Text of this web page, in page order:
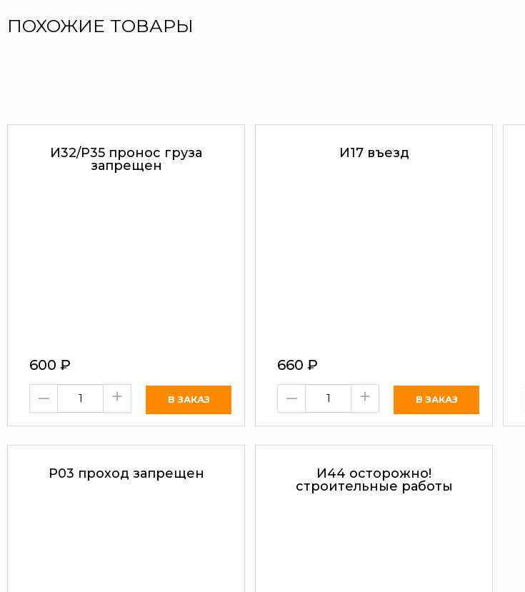
ПОХОЖИЕ ТОВАРЫ
И32/P35 пронос груза
запрещен
600 ₽
– +
И17 въезд
660 ₽
– +
Р03 проход запрещен
И44 осторожно!
строительные работы